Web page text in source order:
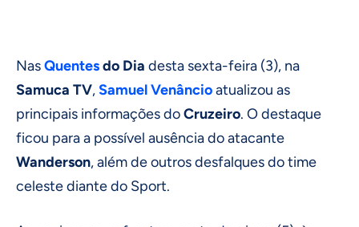
NasQuentesdo Dia desta sexta-feira (3), na
Samuca TV,Samuel Venâncioatualizou as
principais informações doCruzeiro. O destaque
ficou para a possível ausência do atacante
Wanderson, além de outros desfalques do time
celeste diante do Sport.